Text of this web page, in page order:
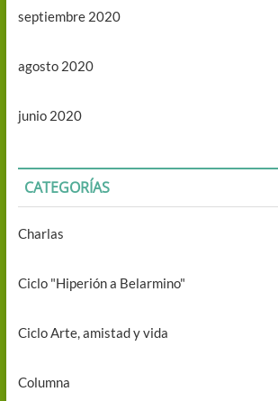
septiembre 2020
agosto 2020
junio 2020
CATEGORÍAS
Charlas
Ciclo "Hiperión a Belarmino"
Ciclo Arte, amistad y vida
Columna